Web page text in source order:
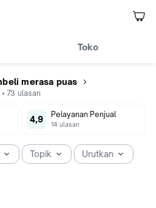
Toko
merasa puas
• 73 ulasan
4,9 Pelayanan Penjual
14 ulasan
Topik Urutkan